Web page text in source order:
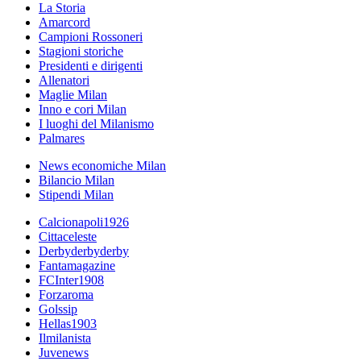
La Storia
Amarcord
Campioni Rossoneri
Stagioni storiche
Presidenti e dirigenti
Allenatori
Maglie Milan
Inno e cori Milan
I luoghi del Milanismo
Palmares
News economiche Milan
Bilancio Milan
Stipendi Milan
Calcionapoli1926
Cittaceleste
Derbyderbyderby
Fantamagazine
FCInter1908
Forzaroma
Golssip
Hellas1903
Ilmilanista
Juvenews